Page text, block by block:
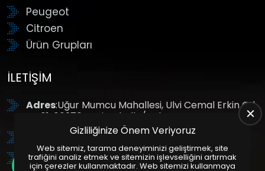
Peugeot
Citroen
Ürün Grupları
İLETIŞIM
Adres:Uğur Mumcu Mahallesi, Ulvi Cemal Erkin Cd.
No:61, 06370 Yenimahalle/Ankara
: +90 (312) 354 8888
GSM: +90 (532) 343 4085
Gizliliğinize Önem Veriyoruz
Web sitemiz, tarama deneyiminizi geliştirmek, site
trafiğini analiz etmek ve sitemizin işlevselliğini artırmak
için çerezler kullanmaktadır. Web sitemizi kullanmaya